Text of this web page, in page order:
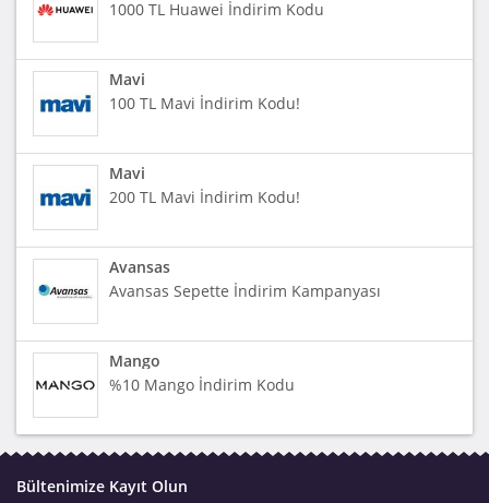
1000 TL Huawei İndirim Kodu
Mavi
100 TL Mavi İndirim Kodu!
Mavi
200 TL Mavi İndirim Kodu!
Avansas
Avansas Sepette İndirim Kampanyası
Mango
%10 Mango İndirim Kodu
Bültenimize Kayıt Olun